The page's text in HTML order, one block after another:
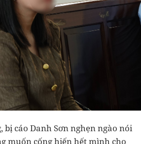
bị cáo Danh Sơn nghẹn ngào nói
muốn cống hiến hết mình cho